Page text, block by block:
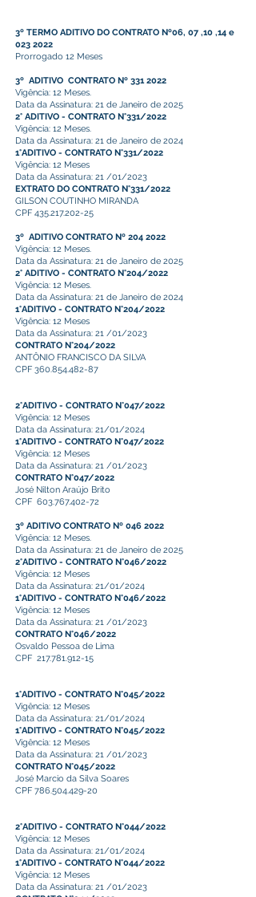
3º TERMO ADITIVO DO CONTRATO Nº06, 07 ,10 ,14 e
023 2022
Prorrogado 12 Meses
3º ADITIVO CONTRATO Nº 331 2022
Vigência: 12 Meses.
Data da Assinatura: 21 de Janeiro de 2025
2° ADITIVO - CONTRATO N°331/2022
Vigência: 12 Meses.
Data da Assinatura: 21 de Janeiro de 2024
1°ADITIVO - CONTRATO N°331/2022
Vigência: 12 Meses
Data da Assinatura: 21 /01/2023
EXTRATO DO CONTRATO N°331/2022
GILSON COUTINHO MIRANDA
CPF 435.217.202-25
3º ADITIVO CONTRATO Nº 204 2022
Vigência: 12 Meses.
Data da Assinatura: 21 de Janeiro de 2025
2° ADITIVO - CONTRATO N°204/2022
Vigência: 12 Meses.
Data da Assinatura: 21 de Janeiro de 2024
1°ADITIVO - CONTRATO N°204/2022
Vigência: 12 Meses
Data da Assinatura: 21 /01/2023
CONTRATO N°204/2022
ANTÔNIO FRANCISCO DA SILVA
CPF 360.854.482-87
2°ADITIVO - CONTRATO N°047/2022
Vigência: 12 Meses
Data da Assinatura: 21/01/2024
1°ADITIVO - CONTRATO N°047/2022
Vigência: 12 Meses
Data da Assinatura: 21 /01/2023
CONTRATO N°047/2022
José Nilton Araújo Brito
CPF 603.767.402-72
3º ADITIVO CONTRATO Nº 046 2022
Vigência: 12 Meses.
Data da Assinatura: 21 de Janeiro de 2025
2°ADITIVO - CONTRATO N°046/2022
Vigência: 12 Meses
Data da Assinatura: 21/01/2024
1°ADITIVO - CONTRATO N°046/2022
Vigência: 12 Meses
Data da Assinatura: 21 /01/2023
CONTRATO N°046/2022
Osvaldo Pessoa de Lima
CPF 217.781.912-15
1°ADITIVO - CONTRATO N°045/2022
Vigência: 12 Meses
Data da Assinatura: 21/01/2024
1°ADITIVO - CONTRATO N°045/2022
Vigência: 12 Meses
Data da Assinatura: 21 /01/2023
CONTRATO N°045/2022
José Marcio da Silva Soares
CPF 786.504.429-20
2°ADITIVO - CONTRATO N°044/2022
Vigência: 12 Meses
Data da Assinatura: 21/01/2024
1°ADITIVO - CONTRATO N°044/2022
Vigência: 12 Meses
Data da Assinatura: 21 /01/2023